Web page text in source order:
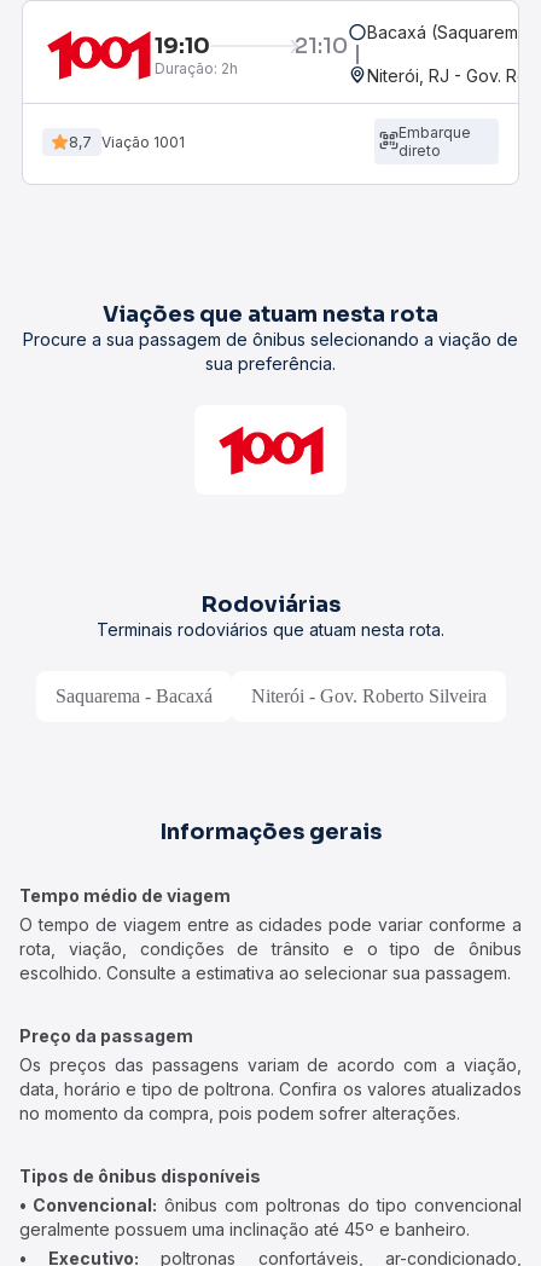
19:10 21:10
Duração: 2h
Bacaxá
Niterói, RJ - Gov.
8,7 Viação 1001
Embarque
direto
Viações que atuam nesta rota
Procure a sua passagem de ônibus selecionando a viação de
sua preferência.
Rodoviárias
Terminais rodoviários que atuam nesta rota.
Saquarema - Bacaxá Niterói - Gov. Roberto Silveira
Informações gerais
Tempo médio de viagem
O tempo de viagem entre as cidades pode variar conforme a
rota, viação, condições de trânsito e o tipo de ônibus
escolhido. Consulte a estimativa ao selecionar sua passagem.
Preço da passagem
Os preços das passagens variam de acordo com a viação,
data, horário e tipo de poltrona. Confira os valores atualizados
no momento da compra, pois podem sofrer alterações.
Tipos de ônibus disponíveis
• Convencional: ônibus com poltronas do tipo convencional
geralmente possuem uma inclinação até 45º e banheiro.
• Executivo: poltronas confortáveis, ar-condicionado,